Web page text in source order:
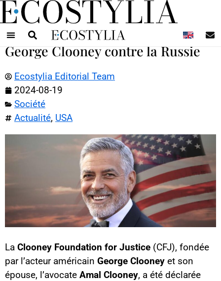
George Clooney contre la Russie
Ecostylia Editorial Team
2024-08-19
Société
Actualité, USA
La Clooney Foundation for Justice (CFJ), fondée
par l’acteur américain George Clooney et son
épouse, l’avocate Amal Clooney, a été déclarée